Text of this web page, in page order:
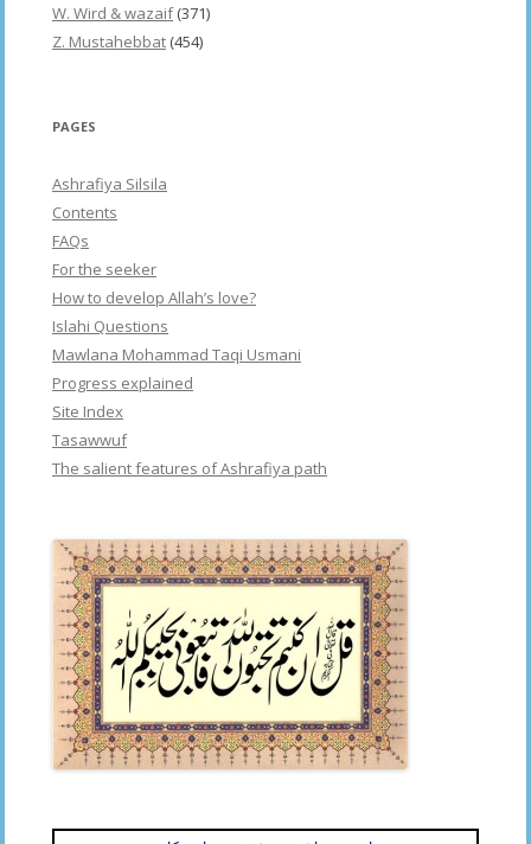
W. Wird & wazaif(371)
Z. Mustahebbat (454)
PAGES
Ashrafiya Silsila
Contents
FAQs
For the seeker
How to develop Allah’s love?
Islahi Questions
Mawlana Mohammad Taqi Usmani
Progress explained
Site Index
Tasawwuf
The salient features of Ashrafiya path